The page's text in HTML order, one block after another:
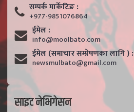
सम्पर्क मार्केटिङ :
+977-9851076864
ईमेल :
info@moolbato.com
ईमेल (समाचार सम्प्रेषणका लागि ) :
newsmulbato@gmail.com
साइट नेभिगेसन